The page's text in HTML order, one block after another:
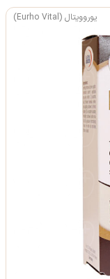
یوروویتال (Eurho Vital)